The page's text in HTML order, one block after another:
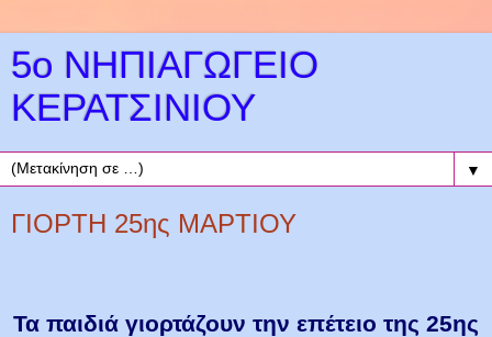
5ο ΝΗΠΙΑΓΩΓΕΙΟ
ΚΕΡΑΤΣΙΝΙΟΥ
▼
ΓΙΟΡΤΗ 25ης ΜΑΡΤΙΟΥ
Τα παιδιά γιορτάζουν την επέτειο της 25ης